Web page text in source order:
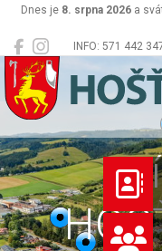
INFO: 571 442
Dnes je 8. srpna 2026 a
Hošťálková